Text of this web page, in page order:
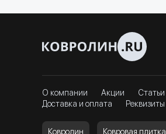
О компании Акции Статьи
Доставка и оплата
Реквизиты
Ковролин Ковровая плитка